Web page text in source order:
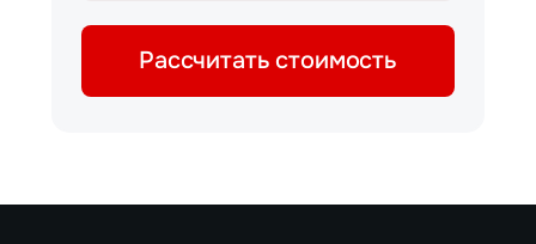
Рассчитать стоимость